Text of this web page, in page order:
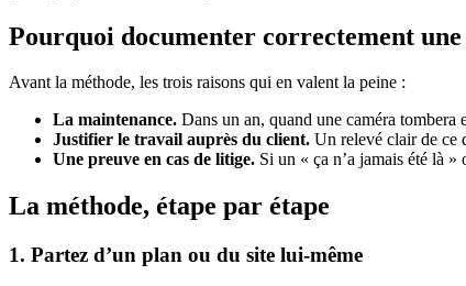
Pourquoi documenter correctement
Avant la méthode, les trois raisons qui en valent la peine :
La maintenance. Dans un an, quand une caméra tombera
Justifier le travail auprès du client. Un relevé clair de ce
Une preuve en cas de litige. Si un « ça n’a jamais été là
La méthode, étape par étape
1. Partez d’un plan ou du site lui-même